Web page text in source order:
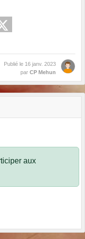
Publié le 16 janv. 2023
par CP Mehun
aux